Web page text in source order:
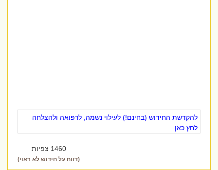
להקדשת החידוש (בחינם!) לעילוי נשמה, לרפואה ולהצלחה
לחץ כאן
1460 צפיות
(דווח על חידוש לא ראוי)